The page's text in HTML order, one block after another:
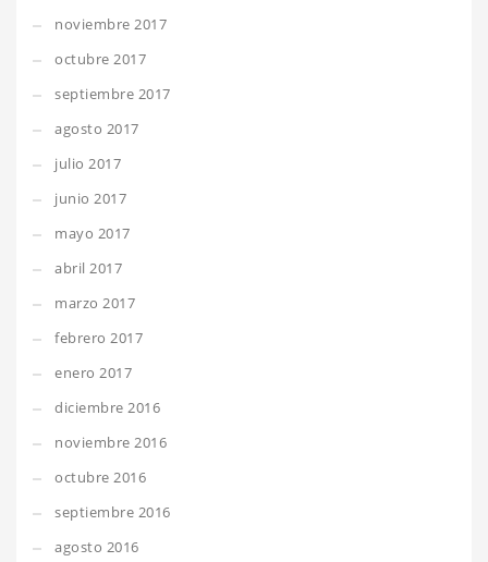
noviembre 2017
octubre 2017
septiembre 2017
agosto 2017
julio 2017
junio 2017
mayo 2017
abril 2017
marzo 2017
febrero 2017
enero 2017
diciembre 2016
noviembre 2016
octubre 2016
septiembre 2016
agosto 2016